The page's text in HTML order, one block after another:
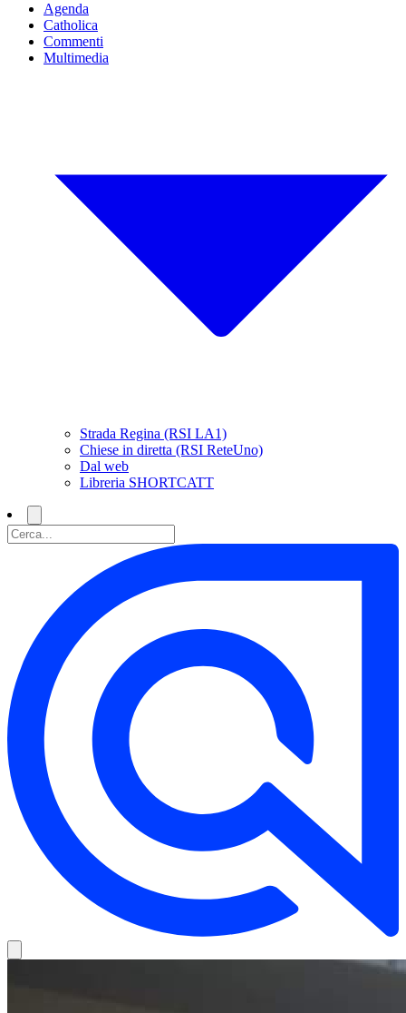
Agenda
Catholica
Commenti
Multimedia
Strada Regina (RSI LA1)
Chiese in diretta (RSI ReteUno)
Dal web
Libreria SHORTCATT